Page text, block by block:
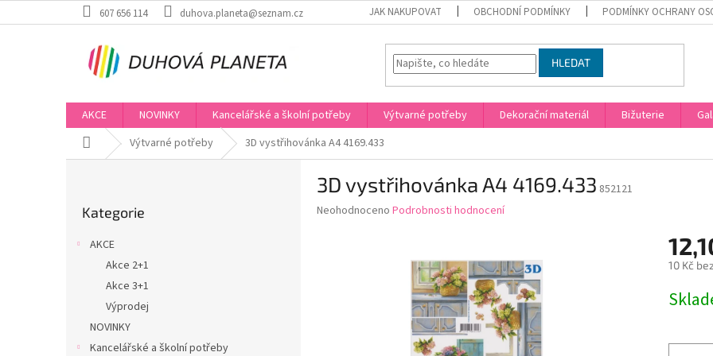
na
607 656 114 duhova.planeta@seznam.cz JAK NAKUPOVAT OBCHODNÍ PODMÍNKY PODMÍNKY OCHRANY
HLEDAT
AKCE NOVINKY Kancelářské a školní potřeby Výtvarné potřeby Dekorační materiál Bižuterie
Domů Výtvarné potřeby 3D vystřihovánka A4 4169.433
kategorie
Kategorie
AKCE
Akce 2+1
Akce 3+1
Výprodej
NOVINKY
Kancelářské a školní potřeby
3D vystřihovánka A4 4169.433 852121
Průměrné
Neohodnoceno Podrobnosti hodnocení
10 Kč
cena: